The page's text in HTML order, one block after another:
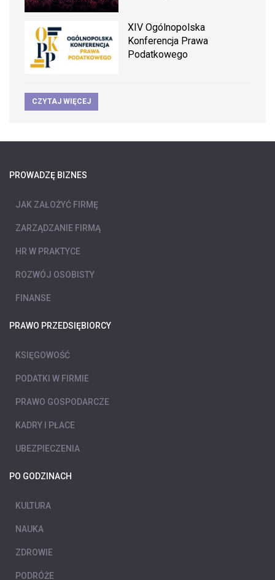
XIV Ogólnopolska
Konferencja Prawa
Podatkowego
CZYTAJ WIĘCEJ
PROWADZĘ BIZNES
JAK ZAŁOŻYĆ FIRMĘ
ZARZĄDZANIE FIRMĄ
HR W PRAKTYCE
ROZWÓJ OSOBISTY
FINANSE
PRAWO PRZEDSIĘBIORCY
KSIĘGOWOŚĆ
PODATKI W FIRMIE
PRAWO GOSPODARCZE
KADRY I PŁACE
UBEZPIECZENIA
PO GODZINACH
KULTURA
NAUKA
ZDROWIE
PODRÓŻE